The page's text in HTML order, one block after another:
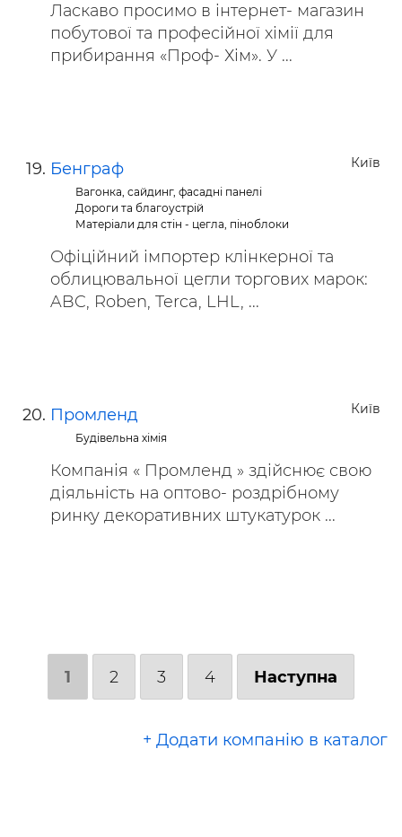
Ласкаво просимо в інтернет- магазин
побутової та професійної хімії для
прибирання «Проф- Хім». У ...
Київ
Бенграф
Вагонка, сайдинг, фасадні панелі
Дороги та благоустрій
Матеріали для стін - цегла, піноблоки
Офіційний імпортер клінкерної та
облицювальної цегли торгових марок:
ABC, Roben, Terca, LHL, ...
Київ
Промленд
Будівельна хімія
Компанія « Промленд » здійснює свою
діяльність на оптово- роздрібному
ринку декоративних штукатурок ...
1 2 3 4 Наступна
+ Додати компанію в каталог